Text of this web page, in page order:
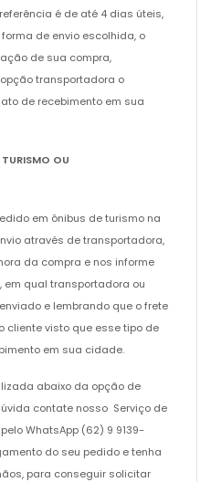
é de até 4 dias úteis,
de envio escolhida, o
de sua compra,
transportadora o
de recebimento em sua
TURISMO OU
em ônibus de turismo na
através de transportadora,
da compra e nos informe
em qual transportadora ou
e lembrando que o frete
cliente visto que esse tipo de
em sua cidade.
abaixo da opção de
contate nosso Serviço de
WhatsApp (62) 9 9139-
do seu pedido e tenha
para conseguir solicitar